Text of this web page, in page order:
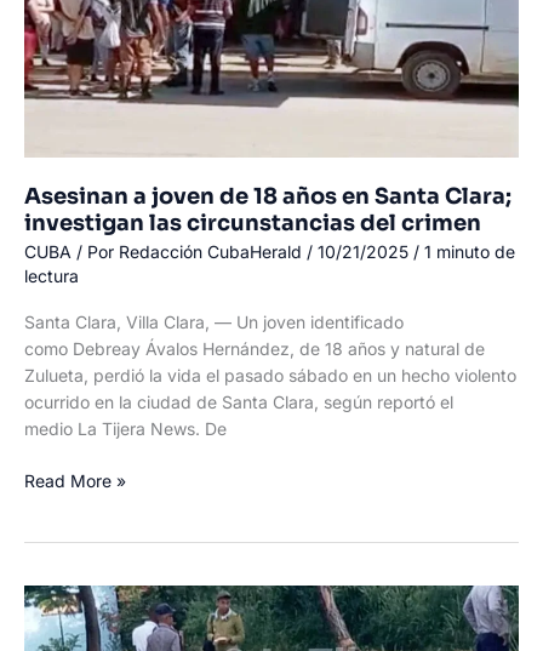
Carlos
Laferte,
de
61
Asesinan a joven de 18 años en Santa Clara;
investigan las circunstancias del crimen
CUBA / Por Redacción CubaHerald / 10/21/2025 / 1 minuto de
lectura
Santa Clara, Villa Clara, — Un joven identificado
como Debreay Ávalos Hernández, de 18 años y natural de
Zulueta, perdió la vida el pasado sábado en un hecho violento
ocurrido en la ciudad de Santa Clara, según reportó el
medio La Tijera News. De
Asesinan
18
años
en
Read More »